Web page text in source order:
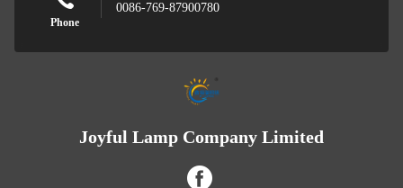
Phone
0086-769-87900780
Joyful Lamp Company Limited